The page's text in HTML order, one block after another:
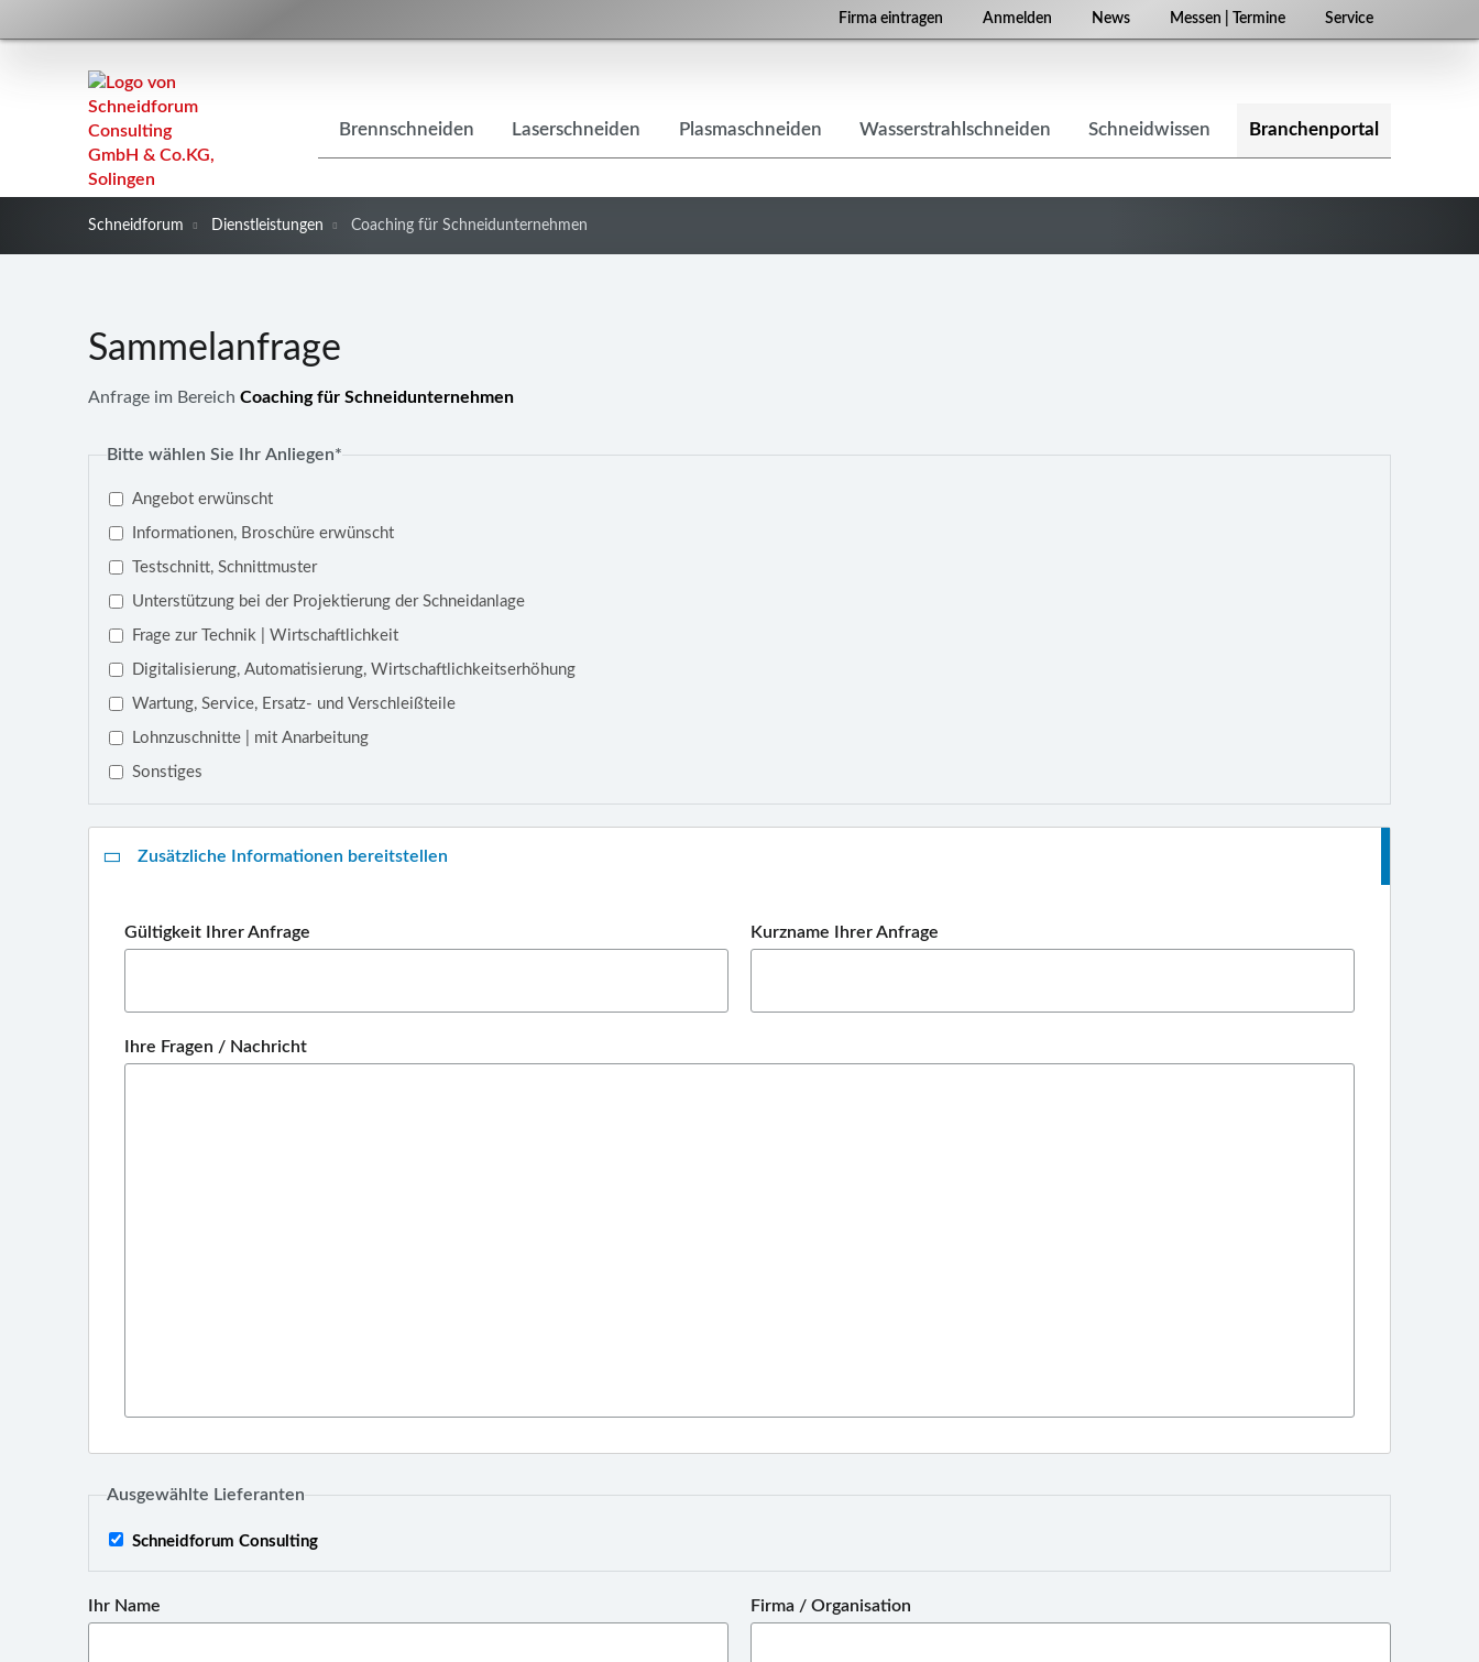
Firma eintragen Anmelden News Messen | Termine Service
überspringen
Brennschneiden Laserschneiden Plasmaschneiden Wasserstrahlschneiden Schneidwissen Branchenportal
Schneidforum Dienstleistungen Coaching für Schneidunternehmen
Sammelanfrage
Anfrage im Bereich Coaching für Schneidunternehmen
Pflichtfeld
Bitte wählen Sie Ihr Anliegen*
Angebot erwünscht
Informationen, Broschüre erwünscht
Testschnitt, Schnittmuster
Unterstützung bei der Projektierung der Schneidanlage
Frage zur Technik | Wirtschaftlichkeit
Digitalisierung, Automatisierung, Wirtschaftlichkeitserhöhung
Wartung, Service, Ersatz- und Verschleißteile
Lohnzuschnitte | mit Anarbeitung
Sonstiges
Zusätzliche Informationen bereitstellen
Gültigkeit Ihrer Anfrage Kurzname Ihrer Anfrage
Ihre Fragen / Nachricht
Ausgewählte Lieferanten
Schneidforum Consulting
Ihr Name Firma / Organisation